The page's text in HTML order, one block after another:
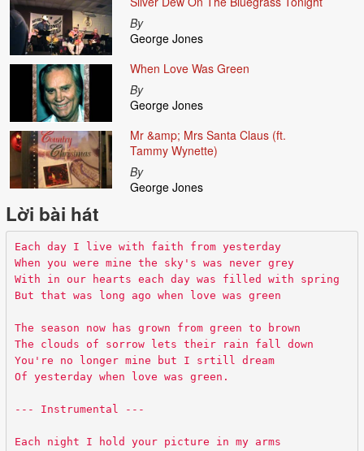
By
George Jones
When Love Was Green
By
George Jones
Mr &amp; Mrs Santa Claus (ft.
Tammy Wynette)
By
George Jones
Lời bài hát
Each day I live with faith from yesterday
When you were mine the sky's was never grey
With in our hearts each day was filled with spring
But that was long ago when love was green
The season now has grown from green to brown
The clouds of sorrow lets their rain fall down
You're no longer mine but I srtill dream
Of yesterday when love was green.
--- Instrumental ---
Each night I hold your picture in my arms